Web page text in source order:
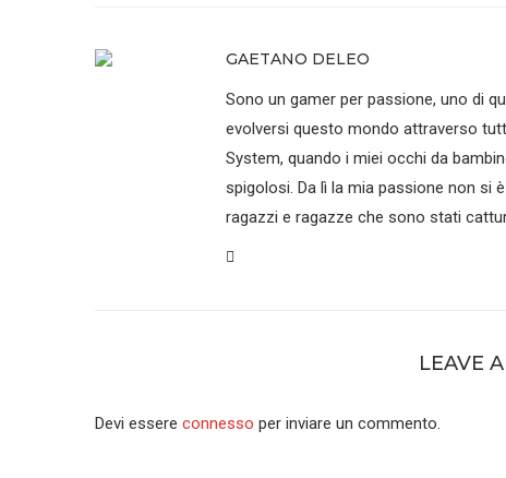
GAETANO DELEO
Sono un gamer per passione, uno di
evolversi questo mondo attraverso
System, quando i miei occhi da
spigolosi. Da lì la mia passione non si
ragazzi e ragazze che sono stati
LEAVE
Devi essere connesso per inviare un commento.